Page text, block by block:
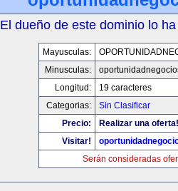
El dueño de este dominio lo
Mayusculas:
Minusculas:
Longitud:
19 caracteres
Categorias:
Sin Clasificar
Precio:
Realizar una oferta!
Visitar!
Serán consideradas